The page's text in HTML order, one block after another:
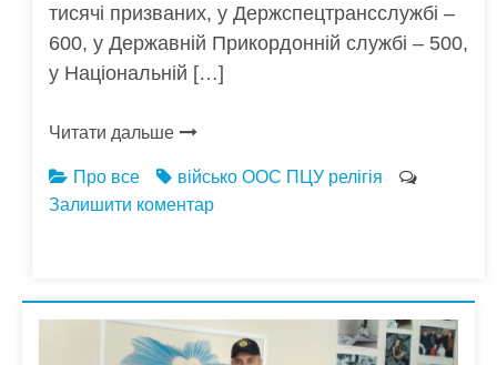
тисячі призваних, у Держспецтрансслужбі –
600, у Державній Прикордонній службі – 500,
у Національній […]
Читати дальше
Про все
військо ООС ПЦУ релігія
Залишити коментар